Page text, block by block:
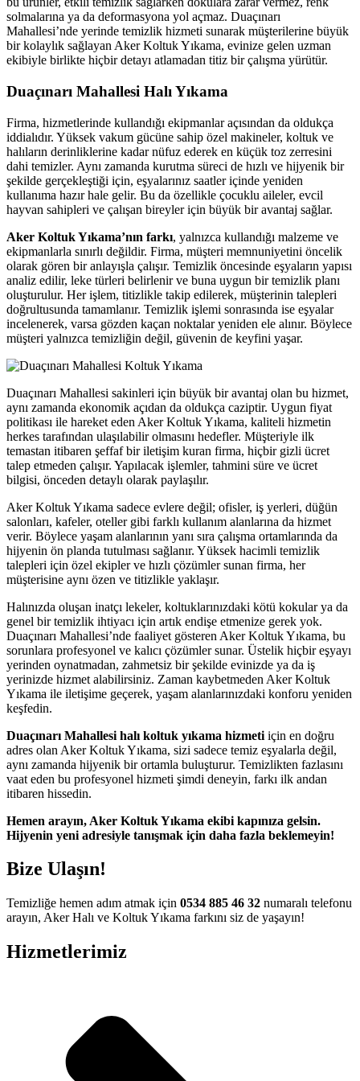
sakarya
panel
panel
giriş
giris
giris
money link shortener
Forum
escort
giriş
yıkama
escort
giriş
giriş
giriş
giriş
100 mg
2026 fiyatları
solmalarına ya da deformasyona yol açmaz. Duaçınarı
Mahallesi’nde yerinde temizlik hizmeti sunarak müşterilerine büyük
bir kolaylık sağlayan Aker Koltuk Yıkama, evinize gelen uzman
ekibiyle birlikte hiçbir detayı atlamadan titiz bir çalışma yürütür.
Duaçınarı Mahallesi Halı Yıkama
Firma, hizmetlerinde kullandığı ekipmanlar açısından da oldukça
iddialıdır. Yüksek vakum gücüne sahip özel makineler, koltuk ve
halıların derinliklerine kadar nüfuz ederek en küçük toz zerresini
dahi temizler. Aynı zamanda kurutma süreci de hızlı ve hijyenik bir
şekilde gerçekleştiği için, eşyalarınız saatler içinde yeniden
kullanıma hazır hale gelir. Bu da özellikle çocuklu aileler, evcil
hayvan sahipleri ve çalışan bireyler için büyük bir avantaj sağlar.
Aker Koltuk Yıkama’nın farkı, yalnızca kullandığı malzeme ve
ekipmanlarla sınırlı değildir. Firma, müşteri memnuniyetini öncelik
olarak gören bir anlayışla çalışır. Temizlik öncesinde eşyaların yapısı
analiz edilir, leke türleri belirlenir ve buna uygun bir temizlik planı
oluşturulur. Her işlem, titizlikle takip edilerek, müşterinin talepleri
doğrultusunda tamamlanır. Temizlik işlemi sonrasında ise eşyalar
incelenerek, varsa gözden kaçan noktalar yeniden ele alınır. Böylece
müşteri yalnızca temizliğin değil, güvenin de keyfini yaşar.
Duaçınarı Mahallesi sakinleri için büyük bir avantaj olan bu hizmet,
aynı zamanda ekonomik açıdan da oldukça caziptir. Uygun fiyat
politikası ile hareket eden Aker Koltuk Yıkama, kaliteli hizmetin
herkes tarafından ulaşılabilir olmasını hedefler. Müşteriyle ilk
temastan itibaren şeffaf bir iletişim kuran firma, hiçbir gizli ücret
talep etmeden çalışır. Yapılacak işlemler, tahmini süre ve ücret
bilgisi, önceden detaylı olarak paylaşılır.
Aker Koltuk Yıkama sadece evlere değil; ofisler, iş yerleri, düğün
salonları, kafeler, oteller gibi farklı kullanım alanlarına da hizmet
verir. Böylece yaşam alanlarının yanı sıra çalışma ortamlarında da
hijyenin ön planda tutulması sağlanır. Yüksek hacimli temizlik
talepleri için özel ekipler ve hızlı çözümler sunan firma, her
müşterisine aynı özen ve titizlikle yaklaşır.
Halınızda oluşan inatçı lekeler, koltuklarınızdaki kötü kokular ya da
genel bir temizlik ihtiyacı için artık endişe etmenize gerek yok.
Duaçınarı Mahallesi’nde faaliyet gösteren Aker Koltuk Yıkama, bu
sorunlara profesyonel ve kalıcı çözümler sunar. Üstelik hiçbir eşyayı
yerinden oynatmadan, zahmetsiz bir şekilde evinizde ya da iş
yerinizde hizmet alabilirsiniz. Zaman kaybetmeden Aker Koltuk
Yıkama ile iletişime geçerek, yaşam alanlarınızdaki konforu yeniden
keşfedin.
Duaçınarı Mahallesi halı koltuk yıkama hizmeti için en doğru
adres olan Aker Koltuk Yıkama, sizi sadece temiz eşyalarla değil,
aynı zamanda hijyenik bir ortamla buluşturur. Temizlikten fazlasını
vaat eden bu profesyonel hizmeti şimdi deneyin, farkı ilk andan
itibaren hissedin.
Hemen arayın, Aker Koltuk Yıkama ekibi kapınıza gelsin.
Hijyenin yeni adresiyle tanışmak için daha fazla beklemeyin!
Bize Ulaşın!
Temizliğe hemen adım atmak için 0534 885 46 32 numaralı telefonu
arayın, Aker Halı ve Koltuk Yıkama farkını siz de yaşayın!
Hizmetlerimiz